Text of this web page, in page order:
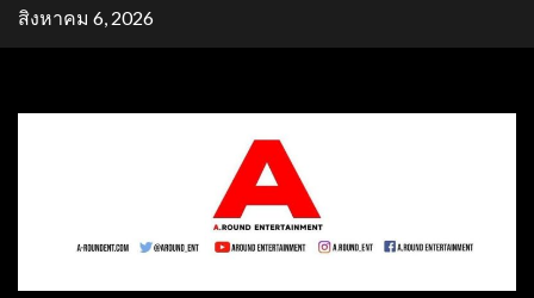
Skipสิงหาคม 6, 2026